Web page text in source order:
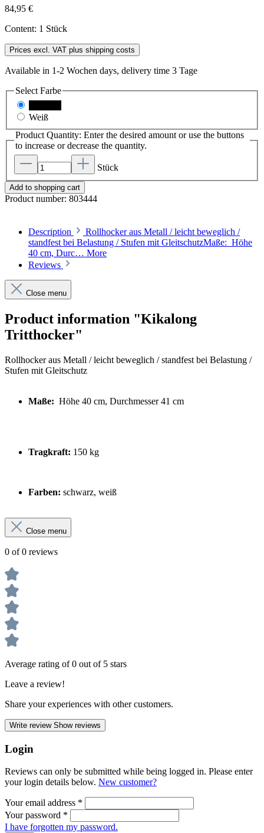
84,95 €
Content: 1 Stück
Prices excl. VAT plus shipping costs
Available in 1-2 Wochen days, delivery time 3 Tage
Select Farbe
Weiß
Product Quantity: Enter the desired amount or use the buttons
to increase or decrease the quantity.
Stück
Add to shopping cart
Product number: 803444
Description
Rollhocker aus Metall / leicht beweglich /
standfest bei Belastung / Stufen mit GleitschutzMaße: Höhe
40 cm, Durc… More
Reviews
Close menu
Product information "Kikalong
Tritthocker"
Rollhocker aus Metall / leicht beweglich / standfest bei Belastung /
Stufen mit Gleitschutz
Maße: Höhe 40 cm, Durchmesser 41 cm
Tragkraft: 150 kg
Farben: schwarz, weiß
Close menu
0 of 0 reviews
Average rating of 0 out of 5 stars
Leave a review!
Share your experiences with other customers.
Write review Show reviews
Login
Reviews can only be submitted while being logged in. Please enter
your login details below. New customer?
Your email address *
Your password *
I have forgotten my password.